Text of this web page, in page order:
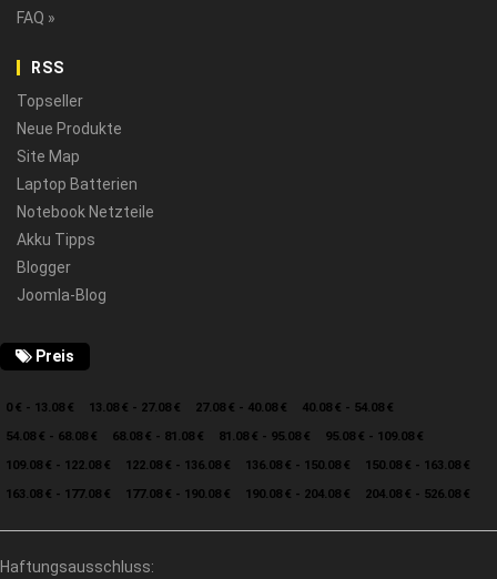
FAQ »
RSS
Topseller
Neue Produkte
Site Map
Laptop Batterien
Notebook Netzteile
Akku Tipps
Blogger
Joomla-Blog
Preis
0 € - 13.08 € 13.08 € - 27.08 € 27.08 € - 40.08 €
40.08 € - 54.08 €
54.08 € - 68.08 €
68.08 € - 81.08 € 81.08 € - 95.08 €
95.08 € - 109.08 €
109.08 € - 122.08 €
122.08 € - 136.08 € 136.08 € - 150.08 €
150.08 € - 163.08 €
163.08 € - 177.08 €
177.08 € - 190.08 € 190.08 € - 204.08 € 204.08 € - 526.08 €
Haftungsausschluss: